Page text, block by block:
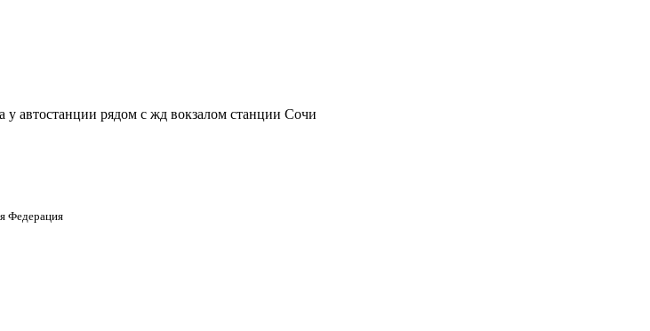
автостанции рядом с жд вокзалом станции Сочи
Федерация